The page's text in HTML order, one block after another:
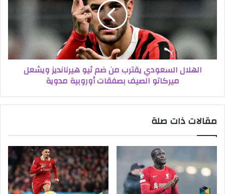
الهلال السعودي يقترب من ضم ثيو هيرنانديز ويشعل
ميركاتو الصيف بصفقات أوروبية مدوية
مقالات ذات صلة